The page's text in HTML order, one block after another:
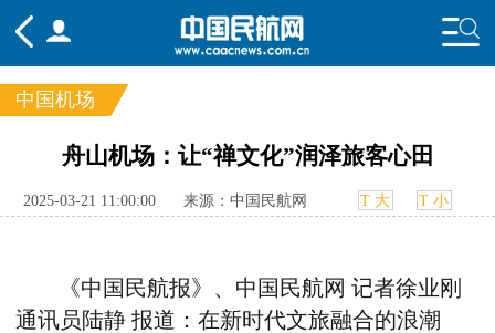
国内 国际
行业
中国机场
舟山机场：让“禅文化”润泽旅客心田
2025-03-21 11:00:00 来源：中国民航网 T 大 T 小
《中国民航报》、中国民航网 记者徐业刚
通讯员陆静 报道： 在新时代文旅融合的浪潮